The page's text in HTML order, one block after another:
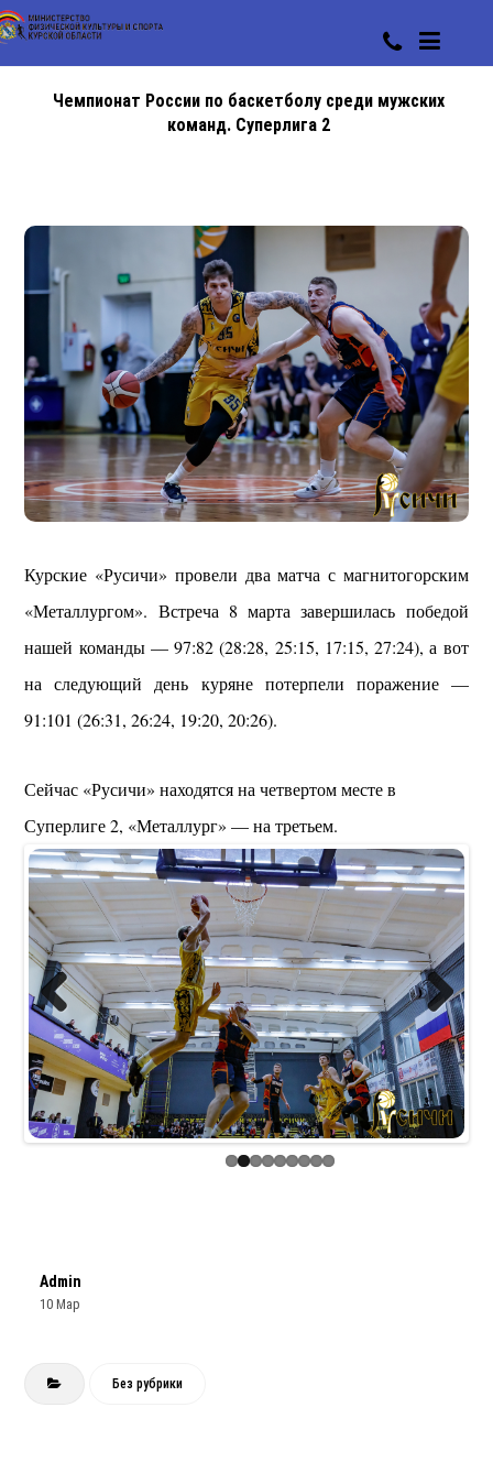
Чемпионат России по баскетболу среди мужских
команд. Суперлига 2
Курские «Русичи» провели два матча с магнитогорским
«Металлургом». Встреча 8 марта завершилась победой
нашей команды — 97:82 (28:28, 25:15, 17:15, 27:24), а вот
на следующий день куряне потерпели поражение —
91:101 (26:31, 26:24, 19:20, 20:26).
Сейчас «Русичи» находятся на четвертом месте в
Суперлиге 2, «Металлург» — на третьем.
Previous Next
Admin
10 Мар
Без рубрики